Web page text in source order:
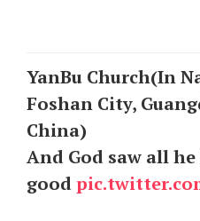
EN
UA
YanBu Church(In
Foshan City,
China)
And God saw all
good